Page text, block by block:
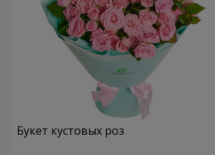
Букет кустовых роз